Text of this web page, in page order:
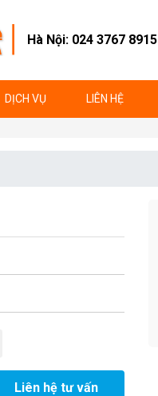
Hà Nội: 024 3767 8915
DỊCH VỤ LIÊN HỆ
Liên hệ tư vấn